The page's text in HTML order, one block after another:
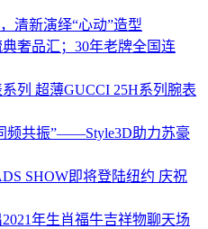
清新演绎“心动”造型
奢品汇；30年老牌全国连
列 超薄GUCCI 25H系列腕表
频共振”——Style3D助力苏豪
SHOW即将登陆纽约 庆祝
年生肖福牛吉祥物聊天场